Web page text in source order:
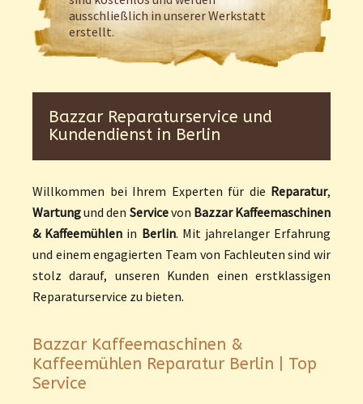
ausschließlich in unserer Werkstatt
erstellt.
Bazzar Reparaturservice und
Kundendienst in Berlin
Willkommen bei Ihrem Experten für die Reparatur,
Wartungund den Servicevon Bazzar Kaffeemaschinen
& Kaffeemühlen in Berlin. Mit jahrelanger Erfahrung
und einem engagierten Team von Fachleuten sind wir
stolz darauf, unseren Kunden einen erstklassigen
Reparaturservice zu bieten.
Bazzar Kaffeemaschinen &
Kaffeemühlen Reparatur Berlin | Top
Service